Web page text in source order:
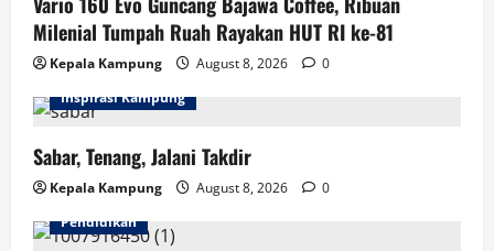
Milenial Tumpah Ruah Rayakan HUT RI ke-81
Kepala Kampung August 8, 2026
0
Inspirasi Kampung
Sabar, Tenang, Jalani Takdir
Kepala Kampung August 8, 2026
0
Pendidikan